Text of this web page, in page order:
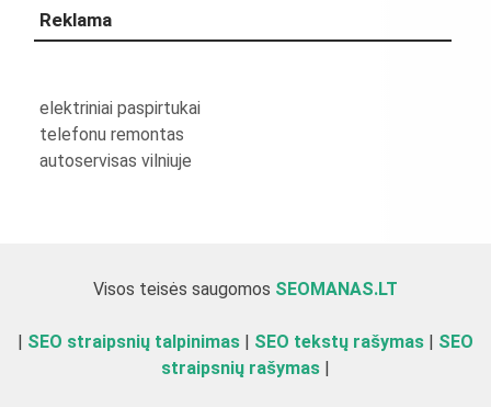
Reklama
elektriniai paspirtukai
telefonu remontas
autoservisas vilniuje
Visos teisės saugomos SEOMANAS.LT
| SEO straipsnių talpinimas | SEO tekstų rašymas | SEO
straipsnių rašymas |